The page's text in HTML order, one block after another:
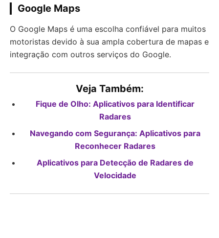
Google Maps
O Google Maps é uma escolha confiável para muitos
motoristas devido à sua ampla cobertura de mapas e
integração com outros serviços do Google.
Veja Também:
Fique de Olho: Aplicativos para Identificar
Radares
Navegando com Segurança: Aplicativos para
Reconhecer Radares
Aplicativos para Detecção de Radares de
Velocidade